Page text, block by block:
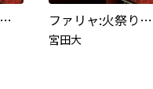
サン=サーンス:白鳥 ファリャ:火祭りの踊り
宮田大